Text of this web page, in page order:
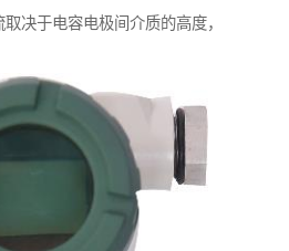
决于电容电极间介质的高度，